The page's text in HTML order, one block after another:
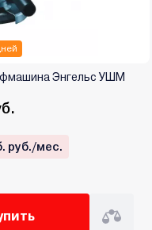
Энгельс УШМ
руб./мес.